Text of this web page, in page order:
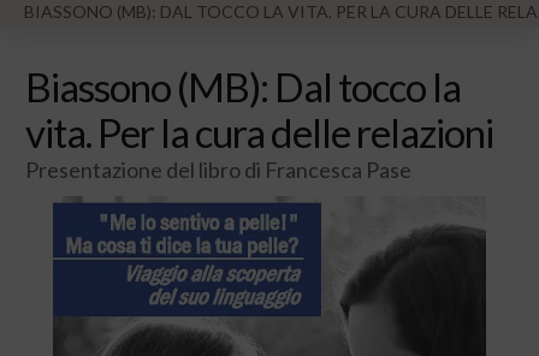
BIASSONO (MB): DAL TOCCO LA VITA. PER LA CURA DELLE
Biassono (MB): Dal tocco la
vita. Per la cura delle relazioni
Presentazione del libro di Francesca Pase